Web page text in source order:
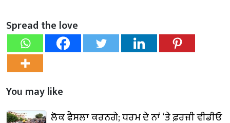
Spread the love
You may like
ਲੋਕ ਫੈਸਲਾ ਕਰਨਗੇ; ਧਰਮ ਦੇ ਨਾਂ ‘ਤੇ ਫ਼ਰਜ਼ੀ ਵੀਡੀਓ